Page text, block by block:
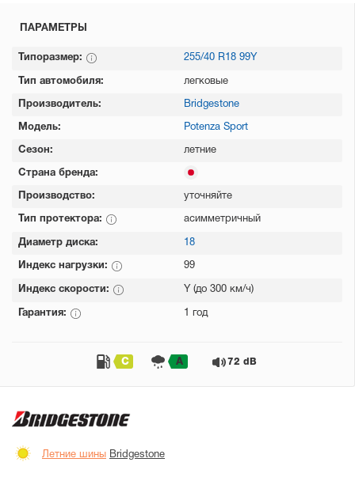
ПАРАМЕТРЫ
Типоразмер: 255/40 R18 99Y
Тип автомобиля: легковые
Производитель: Bridgestone
Модель: Potenza Sport
Сезон: летние
Страна бренда:
Производство: уточняйте
Тип протектора: асимметричный
Диаметр диска: 18
Индекс нагрузки: 99
Индекс скорости: Y (до 300 км/ч)
Гарантия: 1 год
C A 72 dB
Летние шины Bridgestone